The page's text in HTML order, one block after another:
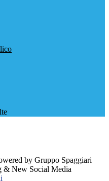
by Gruppo Spaggiari
& New Social Media